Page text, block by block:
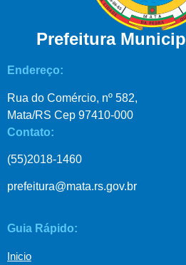
Prefeitura
Endereço:
Rua do Comércio, nº 582,
Mata/RS Cep 97410-000
Contato:
(55)2018-1460
prefeitura@mata.rs.gov.br
Guia Rápido:
Inicio